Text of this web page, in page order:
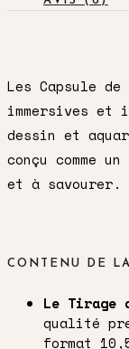
Picchu,
Les Capsule de
immersives et
dessin et
conçu comme
et à savourer.
CONTENU DE
Le Tirage
qualité
format